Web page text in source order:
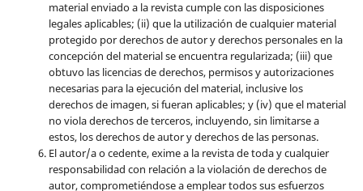
material enviado a la revista cumple con las disposiciones
legales aplicables; (ii) que la utilización de cualquier material
protegido por derechos de autor y derechos personales en la
concepción del material se encuentra regularizada; (iii) que
obtuvo las licencias de derechos, permisos y autorizaciones
necesarias para la ejecución del material, inclusive los
derechos de imagen, si fueran aplicables; y (iv) que el material
no viola derechos de terceros, incluyendo, sin limitarse a
estos, los derechos de autor y derechos de las personas.
El autor/a o cedente, exime a la revista de toda y cualquier
responsabilidad con relación a la violación de derechos de
autor, comprometiéndose a emplear todos sus esfuerzos